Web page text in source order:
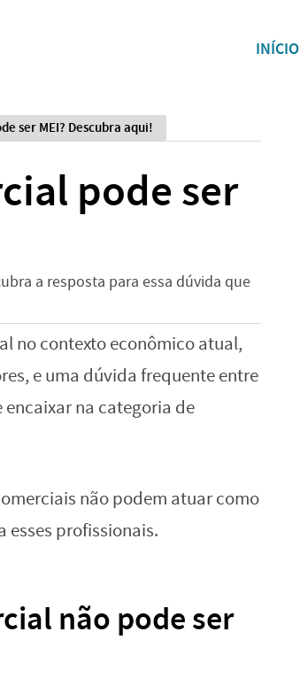
INÍCIO
ser MEI? Descubra aqui!
pode ser
a resposta para essa dúvida que
no contexto econômico atual,
e uma dúvida frequente entre
na categoria de
não podem atuar como
esses profissionais.
não pode ser